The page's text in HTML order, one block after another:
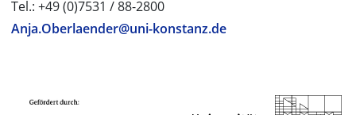
Tel.: +49 (0)7531 / 88-2800
Anja.Oberlaender@uni-konstanz.de